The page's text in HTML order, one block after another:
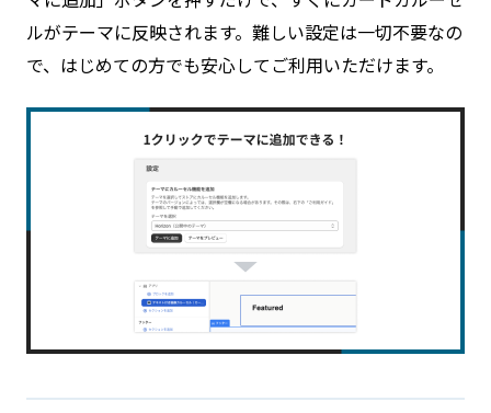
ルがテーマに反映されます。難しい設定は一切不要なの
で、はじめての方でも安心してご利用いただけます。